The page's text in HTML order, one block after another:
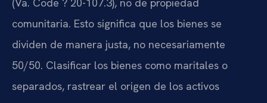
(Va. Code ? 20-107.3), no de propiedad
comunitaria. Esto significa que los bienes se
dividen de manera justa, no necesariamente
50/50. Clasificar los bienes como maritales o
separados, rastrear el origen de los activos